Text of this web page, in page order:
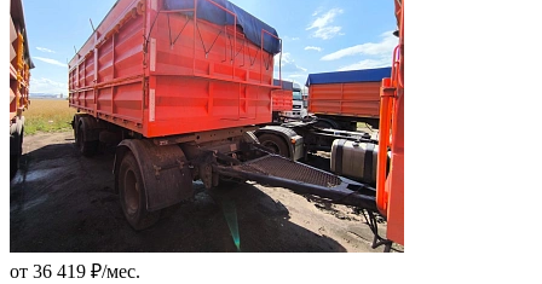
от 36 419 ₽/мес.